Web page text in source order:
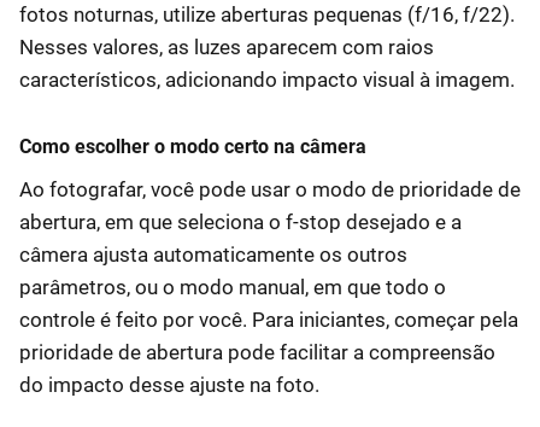
fotos noturnas, utilize aberturas pequenas (f/16, f/22).
Nesses valores, as luzes aparecem com raios
característicos, adicionando impacto visual à imagem.
Como escolher o modo certo na câmera
Ao fotografar, você pode usar o modo de prioridade de
abertura, em que seleciona o f-stop desejado e a
câmera ajusta automaticamente os outros
parâmetros, ou o modo manual, em que todo o
controle é feito por você. Para iniciantes, começar pela
prioridade de abertura pode facilitar a compreensão
do impacto desse ajuste na foto.